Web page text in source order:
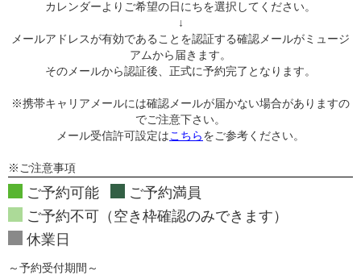
アクセス
注意事項
カレンダーよりご希望の日にちを選択してください。
↓
メールアドレスが有効であることを認証する確認メールがミュージ
アムから届きます。
そのメールから認証後、正式に予約完了となります。
※携帯キャリアメールには確認メールが届かない場合がありますの
でご注意下さい。
メール受信許可設定はこちら をご参考ください。
※ご注意事項
ご予約可能
ご予約満員
ご予約不可（空き枠確認のみできます）
休業日
～予約受付期間～